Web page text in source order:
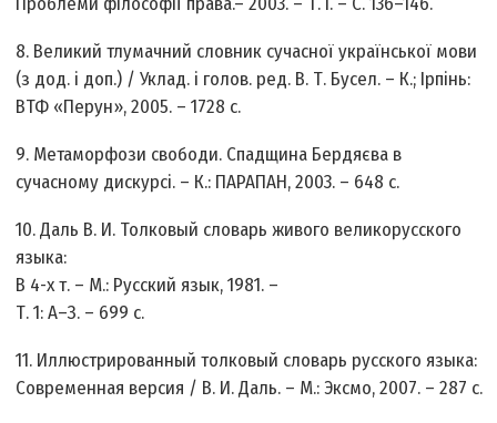
8. Великий тлумачний словник сучасної української мови
(з дод. і доп.) / Уклад. і голов. ред. В. Т. Бусел. – К.; Ірпінь:
ВТФ «Перун», 2005. – 1728 с.
9. Метаморфози свободи. Спадщина Бердяєва в
сучасному дискурсі. – К.: ПАРАПАН, 2003. – 648 с.
10. Даль В. И. Толковый словарь живого великорусского
языка:
В 4-х т. – М.: Русский язык, 1981. –
Т. 1: А–З. – 699 с.
11. Иллюстрированный толковый словарь русского языка:
Современная версия / В. И. Даль. – М.: Эксмо, 2007. – 287 с.